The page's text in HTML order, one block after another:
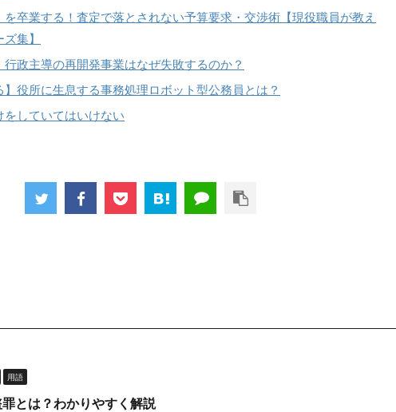
を卒業する！査定で落とされない予算要求・交渉術【現役職員が教え
集】
行政主導の再開発事業はなぜ失敗するのか？
】役所に生息する事務処理ロボット型公務員とは？
していてはいけない
用語
とは？わかりやすく解説